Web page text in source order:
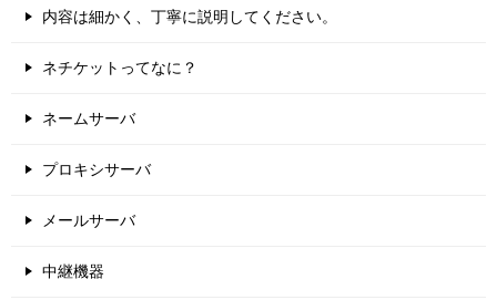
内容は細かく、丁寧に説明してください。
ネチケットってなに？
ネームサーバ
プロキシサーバ
メールサーバ
中継機器